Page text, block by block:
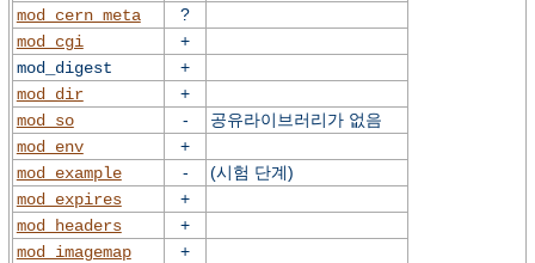
mod_cern_meta
?
mod_cgi
+
mod_digest
+
mod_dir
+
mod_so
-
공유라이브러리가 없음
mod_env
+
mod_example
-
(시험 단계)
mod_expires
+
mod_headers
+
mod_imagemap
+